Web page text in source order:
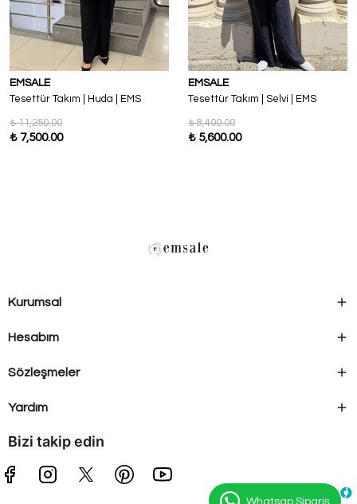
EMSALE
Tesettür Takım | Huda | EMS
₺ 11,250.00
₺ 7,500.00
EMSALE
Tesettür Takım | Selvi | EMS
₺ 8,400.00
₺ 5,600.00
Kurumsal
Hesabım
Sözleşmeler
Yardım
Bizi takip edin
Whatsap Sipariş